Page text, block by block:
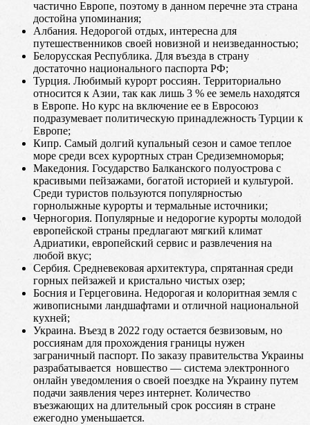
частично Европе, поэтому в данном перечне эта страна
достойна упоминания;
Албания. Недорогой отдых, интересна для
путешественников своей новизной и неизведанностью;
Белорусская Республика. Для въезда в страну
достаточно национального паспорта РФ;
Турция. Любимый курорт россиян. Территориально
относится к Азии, так как лишь 3 % ее земель находятся
в Европе. Но курс на включение ее в Евросоюз
подразумевает политическую принадлежность Турции к
Европе;
Кипр. Самый долгий купальный сезон и самое теплое
море среди всех курортных стран Средиземноморья;
Македония. Государство Балканского полуострова с
красивыми пейзажами, богатой историей и культурой.
Среди туристов пользуются популярностью
горнолыжные курорты и термальные источники;
Черногория. Популярные и недорогие курорты молодой
европейской страны предлагают мягкий климат
Адриатики, европейский сервис и развлечения на
любой вкус;
Сербия. Средневековая архитектура, спрятанная среди
горных пейзажей и кристально чистых озер;
Босния и Герцеговина. Недорогая и колоритная земля с
живописными ландшафтами и отличной национальной
кухней;
Украина. Въезд в 2022 году остается безвизовым, но
россиянам для прохождения границы нужен
заграничный паспорт. По заказу правительства Украины
разрабатывается новшество — система электронного
онлайн уведомления о своей поездке на Украину путем
подачи заявления через интернет. Количество
въезжающих на длительный срок россиян в стране
ежегодно уменьшается.